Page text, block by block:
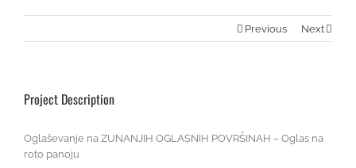
Previous Next
Project Description
Oglaševanje na ZUNANJIH OGLASNIH POVRŠINAH – Oglas na
roto panoju